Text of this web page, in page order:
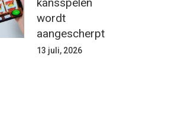
wordt
aangescherpt
13 juli, 2026